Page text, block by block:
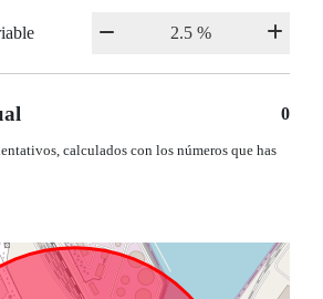
0
calculados con los números que has